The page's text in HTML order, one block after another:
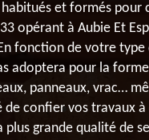
et formés pour
opérant à Aubie Et
fonction de votre
adoptera pour la
panneaux, vrac…
confier vos travaux
grande qualité de